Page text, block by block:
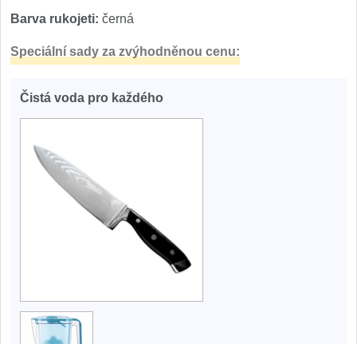
Barva rukojeti: černá
Speciální sady za zvýhodněnou cenu:
Čistá voda pro každého